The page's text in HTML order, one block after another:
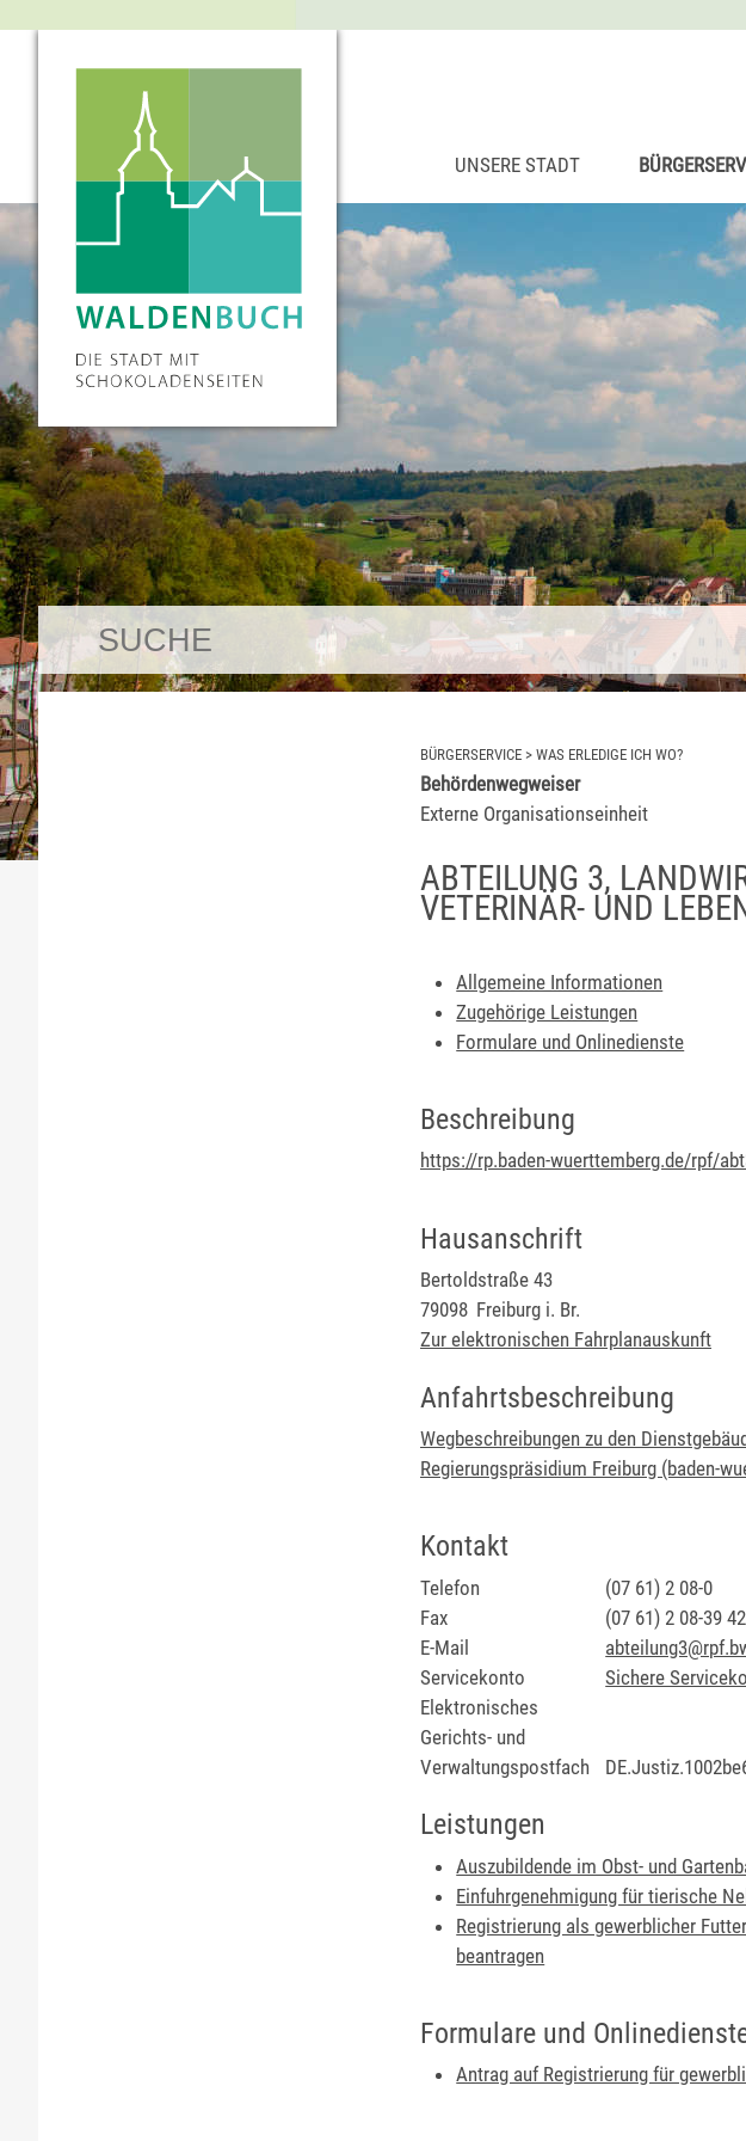
UNSERE STADT
BÜRGERSERVICE > WAS ERLEDIGE ICH WO?
Behördenwegweiser
Externe Organisationseinheit
ABTEILUNG 3,
VETERINÄR- UND
Allgemeine Informationen
Zugehörige Leistungen
Formulare und Onlinedienste
Beschreibung
https://rp.baden-wuerttemberg.de/rpf/
Hausanschrift
Bertoldstraße 43
79098 Freiburg i. Br.
Zur elektronischen Fahrplanauskunft
Anfahrtsbeschreibung
Wegbeschreibungen zu den
Regierungspräsidium Freiburg (baden-
Kontakt
Telefon (07 61) 2 08-0
Fax
(07 61) 2 08-39 42
E-Mail
Servicekonto
Sichere
Elektronisches
Gerichts- und
Verwaltungspostfach
Leistungen
Auszubildende im Obst- und
Einfuhrgenehmigung für tierische
Registrierung als gewerblicher
beantragen
Formulare und
Antrag auf Registrierung für